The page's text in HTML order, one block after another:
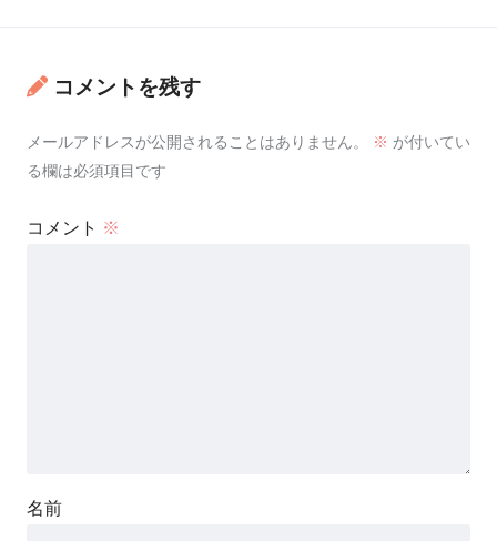
コメントを残す
メールアドレスが公開されることはありません。 ※ が付いてい
る欄は必須項目です
コメント ※
名前